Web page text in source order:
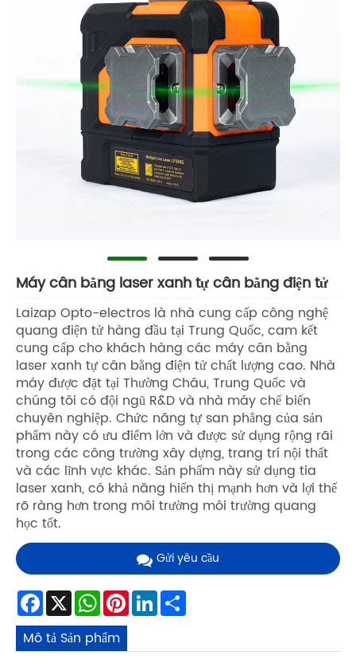
Máy cân bằng laser xanh tự cân bằng điện tử
Laizap Opto-electros là nhà cung cấp công nghệ
quang điện tử hàng đầu tại Trung Quốc, cam kết
cung cấp cho khách hàng các máy cân bằng
laser xanh tự cân bằng điện tử chất lượng cao. Nhà
máy được đặt tại Thường Châu, Trung Quốc và
chúng tôi có đội ngũ R&D và nhà máy chế biến
chuyên nghiệp. Chức năng tự san phẳng của sản
phẩm này có ưu điểm lớn và được sử dụng rộng rãi
trong các công trường xây dựng, trang trí nội thất
và các lĩnh vực khác. Sản phẩm này sử dụng tia
laser xanh, có khả năng hiển thị mạnh hơn và lợi thế
rõ ràng hơn trong môi trường môi trường quang
học tốt.
Gửi yêu cầu
Facebook
X WhatsApp
Pinterest
LinkedIn
Mô tả Sản phẩm